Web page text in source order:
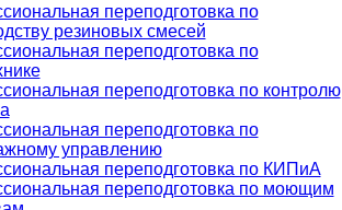
переподготовка по
резиновых смесей
переподготовка по
переподготовка по контролю
переподготовка по
управлению
переподготовка по КИПиА
переподготовка по моющим